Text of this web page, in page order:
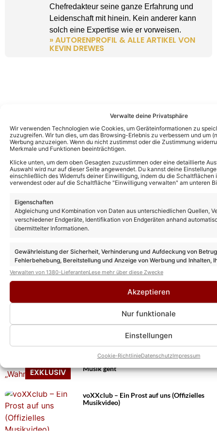
Verwalte deine Privatsphäre
Wir verwenden Technologien wie Cookies, um Geräteinformationen zu
zuzugreifen. Wir tun dies, um das Browsing-Erlebnis zu verbessern und um
Werbung anzuzeigen. Wenn du nicht zustimmst oder die Zustimmung
Merkmale und Funktionen beeinträchtigen.
Klicke unten, um dem oben Gesagten zuzustimmen oder eine detaillierte
Auswahl wird nur auf dieser Seite angewendet. Du kannst deine
einschließlich des Widerrufs deiner Einwilligung, indem du die
verwendest oder auf die Schaltfläche "Einwilligung verwalten" am unteren
Eigenschaften
Abgleichung und Kombination von Daten aus unterschiedlichen Quellen,
verschiedener Endgeräte, Identifikation von Endgeräten anhand
übermittelter Informationen.
Gewährleistung der Sicherheit, Verhinderung und Aufdeckung von
Fehlerbehebung, Bereitstellung und Anzeige von Werbung und Inhalten,
Entscheidungen zum Datenschutz speichern und übermitteln.
Verwalten von 1380-LieferantenLese mehr über diese Zwecke
Akzeptieren
Nur funktionale
Einstellungen
Cookie-RichtlinieDatenschutzImpressum
Chefredakteur seine ganze Erfahrung und
Leidenschaft mit hinein. Kein anderer kann
solch eine Expertise wie er vorweisen.
» AUTORENPROFIL & ALLE ARTIKEL VON
KEVIN DREWES
Das könnte Euch auch interessieren:
voXXclub sprechen wehmütig über letzten
Auftritt bei „Immer wieder sonntags“: Eine
Sendung „die man mehr denn je braucht“
voXXclub über ihre neue Hymne „Ein
Prost auf uns“ und den Auftritt in den
USA: „Wahnsinnig schön, wie weit unsere
Musik geht“
voXXclub – Ein Prost auf uns (Offizielles
Musikvideo)